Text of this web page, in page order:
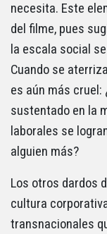
necesita. Este
del filme, pues
la escala social
Cuando se
es aún más
sustentado en la
laborales se
alguien más?
Los otros dardos
cultura
transnacionales